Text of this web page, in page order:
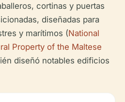
cortinas y puertas
diseñadas para
y marítimos (National
Property of the Maltese
diseñó notables edificios